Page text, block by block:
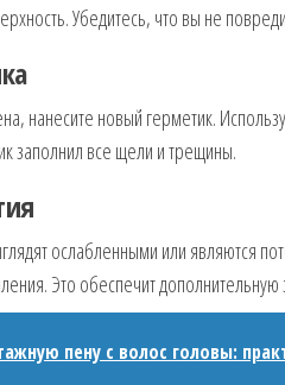
Убедитесь, что вы не
нанесите новый герметик.
заполнил все щели и трещины.
ослабленными или являются
Это обеспечит дополнительную
пену с волос головы: